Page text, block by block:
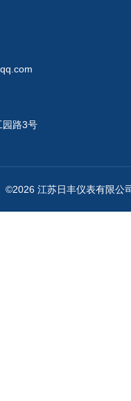
园路3号
©2026 江苏日丰仪表有限公